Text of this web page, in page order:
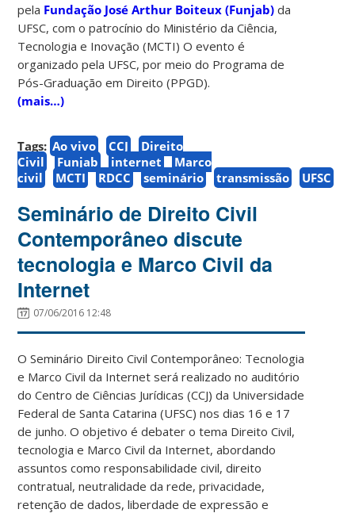
pela Fundação José Arthur Boiteux (Funjab) da
UFSC, com o patrocínio do Ministério da Ciência,
Tecnologia e Inovação (MCTI) O evento é
organizado pela UFSC, por meio do Programa de
Pós-Graduação em Direito (PPGD).
(mais…)
Tags: Ao vivo CCJ
Direito
Civil
Funjab internet
Marco
civil
MCTI RDCC seminário transmissão UFSC
Seminário de Direito Civil
Contemporâneo discute
tecnologia e Marco Civil da
Internet
07/06/2016 12:48
O Seminário Direito Civil Contemporâneo: Tecnologia
e Marco Civil da Internet será realizado no auditório
do Centro de Ciências Jurídicas (CCJ) da Universidade
Federal de Santa Catarina (UFSC) nos dias 16 e 17
de junho. O objetivo é debater o tema Direito Civil,
tecnologia e Marco Civil da Internet, abordando
assuntos como responsabilidade civil, direito
contratual, neutralidade da rede, privacidade,
retenção de dados, liberdade de expressão e